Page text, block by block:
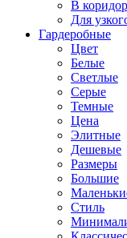
В коридор
Для
Гардеробные
Цвет
Белые
Светлые
Серые
Темные
Цена
Элитные
Дешевые
Размеры
Большие
Стиль